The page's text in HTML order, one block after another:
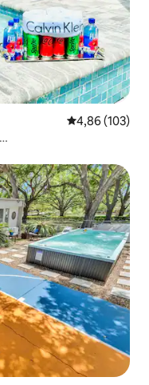
4,86 av 5 i
4,86 (103)